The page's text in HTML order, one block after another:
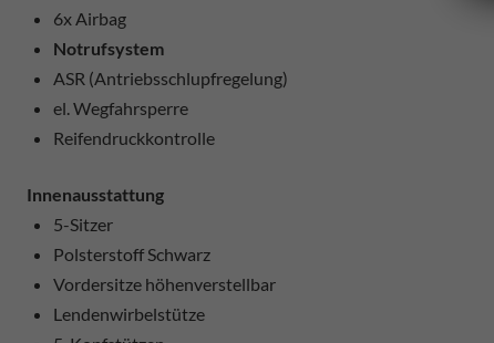
6x Airbag
Notrufsystem
ASR (Antriebsschlupfregelung)
el. Wegfahrsperre
Reifendruckkontrolle
Innenausstattung
5-Sitzer
Polsterstoff Schwarz
Vordersitze höhenverstellbar
Lendenwirbelstütze